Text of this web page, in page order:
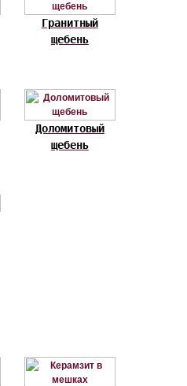
Гранитный
щебень
Доломитовый
щебень